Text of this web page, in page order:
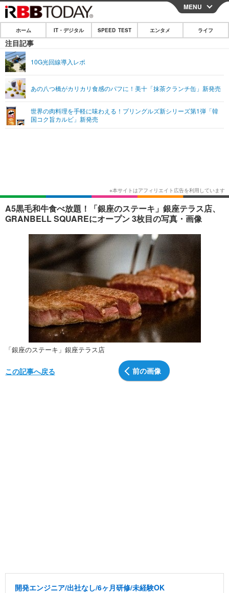
CLOSE
ホーム
IT・デジタル
ショッピング その他
SPEED TEST
エンタメ
エンタメTOP
ショッピング その他
ライフ
MENU
ホーム IT・デジタル SPEED TEST エンタメ ライフ
注目記事
10G光回線導入レポ
あの八つ橋がカリカリ食感のパフに！美十「抹茶クランチ缶」新発売
世界の肉料理を手軽に味わえる！プリングルズ新シリーズ第1弾「韓
国コク旨カルビ」新発売
A5黒毛和牛食べ放題！「銀座のステーキ」銀座テラス店、
GRANBELL SQUAREにオープン 3枚目の写真・画像
「銀座のステーキ」銀座テラス店
前の画像
この記事へ戻る
開発エンジニア/出社なし/6ヶ月研修/未経験OK